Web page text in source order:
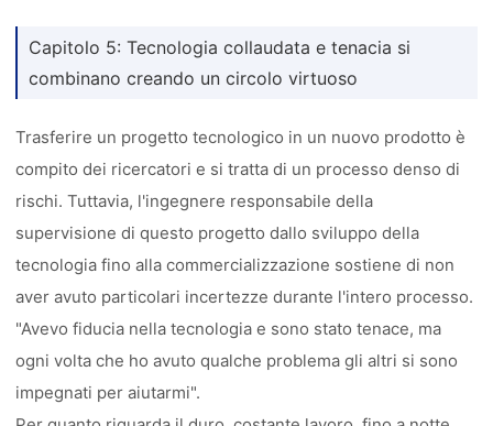
Capitolo 5: Tecnologia collaudata e tenacia si
combinano creando un circolo virtuoso
Trasferire un progetto tecnologico in un nuovo prodotto è
compito dei ricercatori e si tratta di un processo denso di
rischi. Tuttavia, l'ingegnere responsabile della
supervisione di questo progetto dallo sviluppo della
tecnologia fino alla commercializzazione sostiene di non
aver avuto particolari incertezze durante l'intero processo.
"Avevo fiducia nella tecnologia e sono stato tenace, ma
ogni volta che ho avuto qualche problema gli altri si sono
impegnati per aiutarmi".